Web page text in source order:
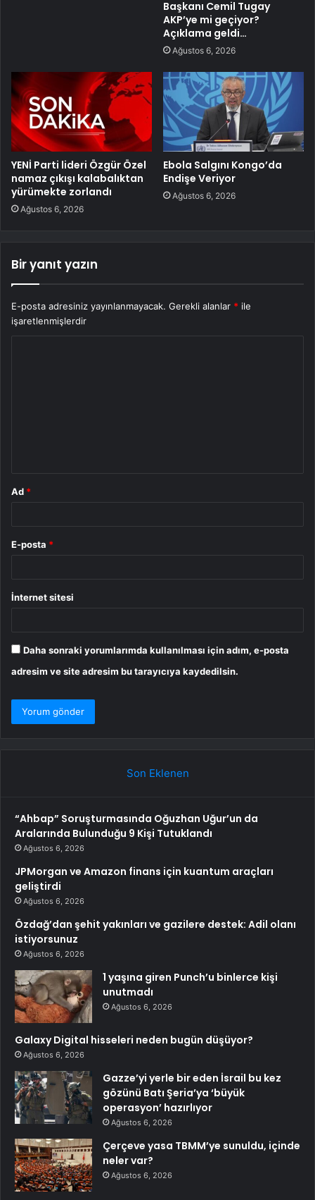
Başkanı Cemil Tugay
AKP’ye mi geçiyor?
Açıklama geldi…
Ağustos 6, 2026
YENİ Parti lideri Özgür Özel
namaz çıkışı kalabalıktan
yürümekte zorlandı
Ağustos 6, 2026
Ebola Salgını Kongo’da
Endişe Veriyor
Ağustos 6, 2026
Bir yanıt yazın
E-posta adresiniz yayınlanmayacak. Gerekli alanlar * ile
işaretlenmişlerdir
Ad *
E-posta *
İnternet sitesi
Daha sonraki yorumlarımda kullanılması için adım, e-posta
adresim ve site adresim bu tarayıcıya kaydedilsin.
Son Eklenen
“Ahbap” Soruşturmasında Oğuzhan Uğur’un da
Aralarında Bulunduğu 9 Kişi Tutuklandı
Ağustos 6, 2026
JPMorgan ve Amazon finans için kuantum araçları
geliştirdi
Ağustos 6, 2026
Özdağ’dan şehit yakınları ve gazilere destek: Adil olanı
istiyorsunuz
Ağustos 6, 2026
1 yaşına giren Punch’u binlerce kişi
unutmadı
Ağustos 6, 2026
Galaxy Digital hisseleri neden bugün düşüyor?
Ağustos 6, 2026
Gazze’yi yerle bir eden İsrail bu kez
gözünü Batı Şeria’ya ‘büyük
operasyon’ hazırlıyor
Ağustos 6, 2026
Çerçeve yasa TBMM’ye sunuldu, içinde
neler var?
Ağustos 6, 2026